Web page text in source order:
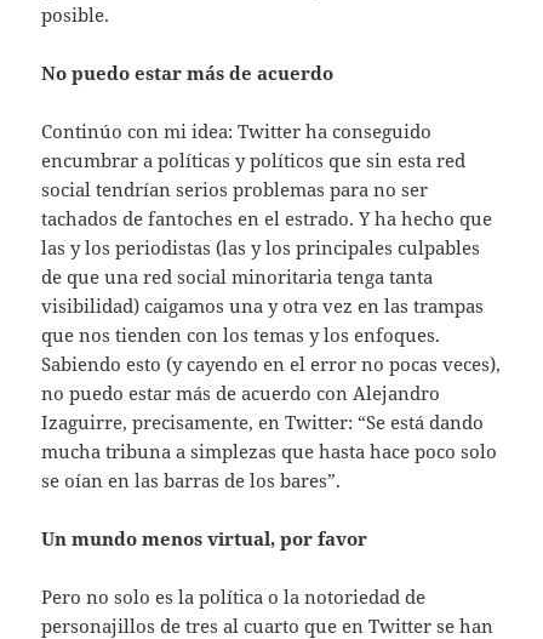
posible.
No puedo estar más de acuerdo
Continúo con mi idea: Twitter ha conseguido
encumbrar a políticas y políticos que sin esta red
social tendrían serios problemas para no ser
tachados de fantoches en el estrado. Y ha hecho que
las y los periodistas (las y los principales culpables
de que una red social minoritaria tenga tanta
visibilidad) caigamos una y otra vez en las trampas
que nos tienden con los temas y los enfoques.
Sabiendo esto (y cayendo en el error no pocas veces),
no puedo estar más de acuerdo con Alejandro
Izaguirre, precisamente, en Twitter: “Se está dando
mucha tribuna a simplezas que hasta hace poco solo
se oían en las barras de los bares”.
Un mundo menos virtual, por favor
Pero no solo es la política o la notoriedad de
personajillos de tres al cuarto que en Twitter se han